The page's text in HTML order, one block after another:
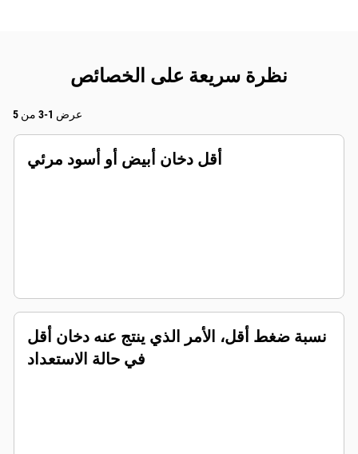
نظرة سريعة على الخصائص
عرض 1-3 من 5
أقل دخان أبيض أو أسود مرئي
نسبة ضغط أقل، الأمر الذي ينتج عنه دخان أقل
في حالة الاستعداد